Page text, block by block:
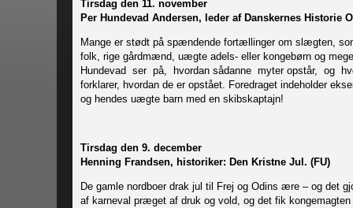
Tirsdag den 11. november
Per Hundevad Andersen, leder af Danskernes Historie
Mange er stødt på spændende fortællinger om slægten,
folk, rige gårdmænd, uægte adels- eller kongebørn og
Hundevad ser på, hvordan sådanne myter opstår, og
forklarer, hvordan de er opstået. Foredraget indeholder
og hendes uægte barn med en skibskaptajn!
Tirsdag den 9. december
Henning Frandsen, historiker: Den Kristne Jul. (FU)
De gamle nordboer drak jul til Frej og Odins ære – og det
af karneval præget af druk og vold, og det fik